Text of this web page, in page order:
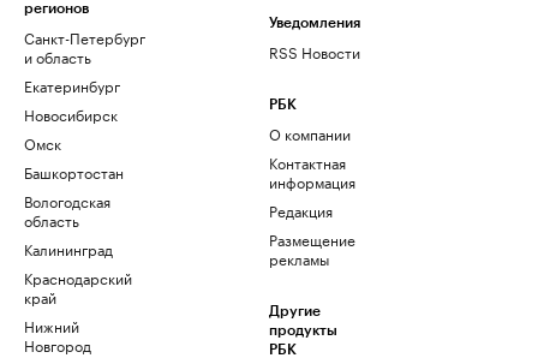
регионов
Санкт-Петербург
и область
Екатеринбург
Новосибирск
Омск
Башкортостан
Вологодская
область
Калининград
Краснодарский
край
Нижний
Новгород
Уведомления
RSS Новости
РБК
О компании
Контактная
информация
Редакция
Размещение
рекламы
Другие
продукты
РБК